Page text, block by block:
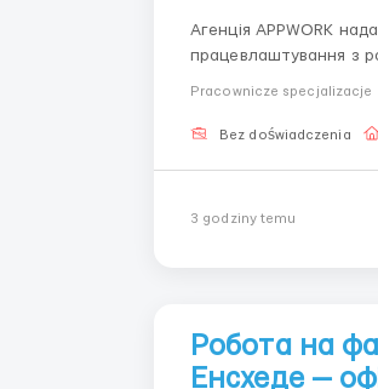
Агенція APPWORK
працевлаштування з
Pracownicze specjalizacje
Bez doświadczenia
3 godziny temu
Робота на
Енсхеде —